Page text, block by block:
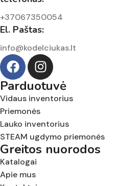
+37067350054
El. Paštas:
info@kodelciukas.lt
Parduotuvė
Vidaus inventorius
Priemonės
Lauko inventorius
STEAM ugdymo priemonės
Greitos nuorodos
Katalogai
Apie mus